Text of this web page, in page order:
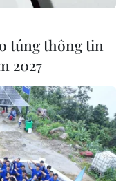
tỉnh Thừa Thiên-
người dân bị
trũng, không để
túng thông tin
2027